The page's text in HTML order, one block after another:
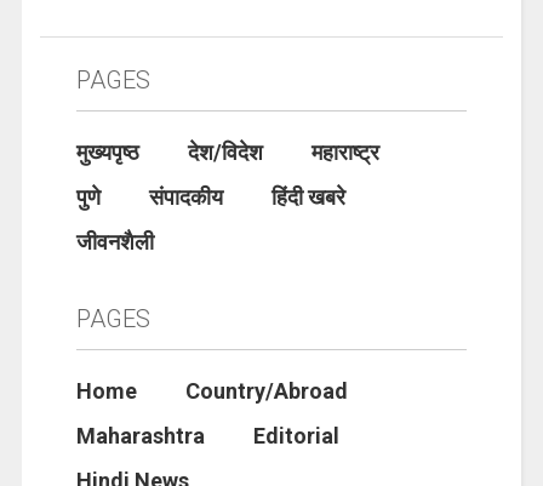
PAGES
मुख्यपृष्ठ देश/विदेश
महाराष्ट्र
पुणे
संपादकीय
हिंदी खबरे
जीवनशैली
PAGES
Home
Country/Abroad
Maharashtra
Editorial
Hindi News